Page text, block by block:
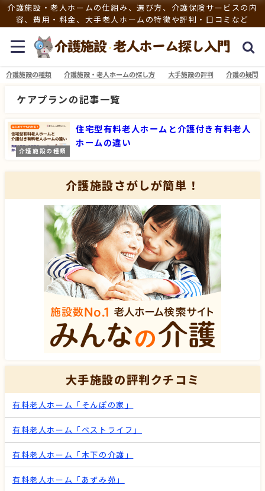
介護施設・老人ホームの仕組み、選び方、介護保険サービスの内
容、費用・料金、大手老人ホームの特徴や評判・口コミなど
介護施設の種類 介護施設・老人ホームの探し方 大手施設の評判 介護の疑問
ケアプランの記事一覧
介護施設の種類
住宅型有料老人ホームと介護付き有料老人
ホームの違い
介護施設さがしが簡単！
大手施設の評判クチコミ
有料老人ホーム「そんぽの家」
有料老人ホーム「ベストライフ」
有料老人ホーム「木下の介護」
有料老人ホーム「あずみ苑」